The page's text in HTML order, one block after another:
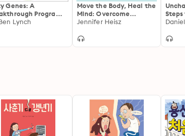
Genes: A
Program
the Root Cause
Lynch
Move the Body, Heal the
Mind: Overcome
Anxiety, Depression,
Improve Focus,
Jennifer Heisz